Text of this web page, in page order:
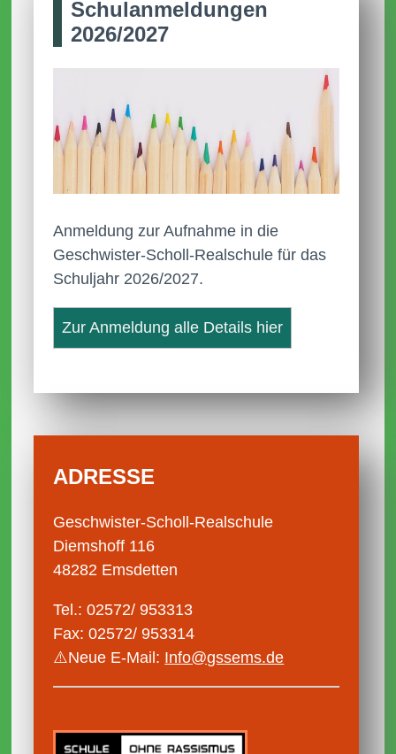
Schul­anmel­dungen
2026/2027
Anmeldung zur Aufnahme in die
Geschwister-Scholl-Realschule für das
Schuljahr 2026/2027.
Zur Anmeldung alle Details hier
ADRESSE
Geschwister-Scholl-Realschule
Diemshoff 116
48282 Emsdetten
Tel.: 02572/ 953313
Fax: 02572/ 953314
⚠️Neue E-Mail: Info@gssems.de